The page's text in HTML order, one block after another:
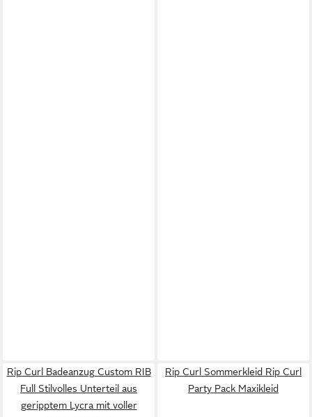
Rip Curl Badeanzug Custom RIB
Full Stilvolles Unterteil aus
geripptem Lycra mit voller
Rip Curl Sommerkleid Rip Curl
Party Pack Maxikleid